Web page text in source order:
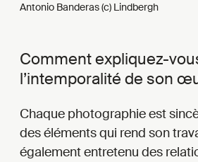
Antonio Banderas (c) Lindbergh
Comment expliquez-
l’intemporalité de son
Chaque photographie est
des éléments qui rend son
également entretenu des